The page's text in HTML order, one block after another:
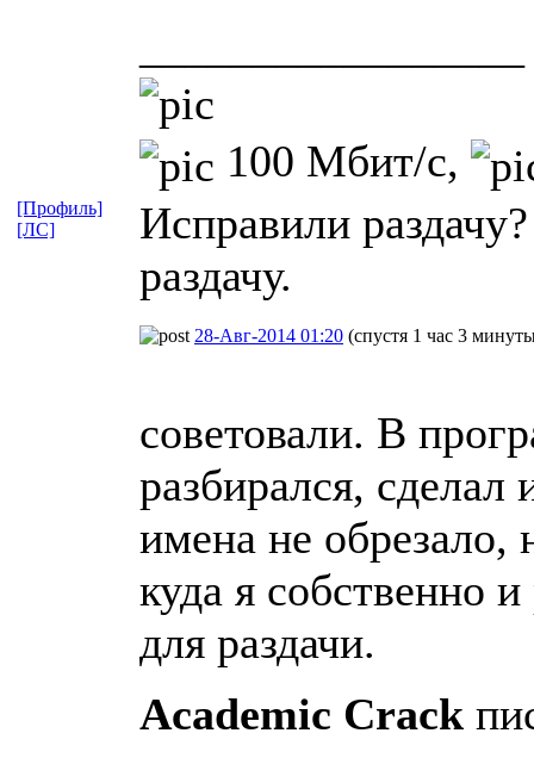
100 Мбит/с,
Исправили
раздачу.
[Профиль]
[ЛС]
28-Авг-2014 01:20 (спустя 1 час 3
советовали. В
разбирался,
имена не обрезало,
куда я собственно
для раздачи.
Academic Crack